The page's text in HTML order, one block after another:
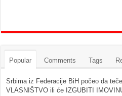
Popular Comments Tags
Srbima iz Federacije BiH počeo da
VLASNIŠTVO ili će IZGUBITI